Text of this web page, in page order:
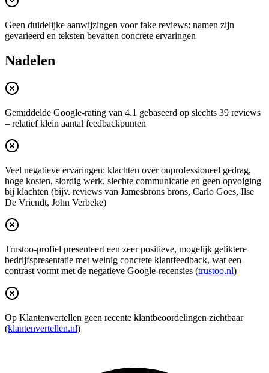
Geen duidelijke aanwijzingen voor fake reviews: namen zijn
gevarieerd en teksten bevatten concrete ervaringen
Nadelen
Gemiddelde Google-rating van 4.1 gebaseerd op slechts 39 reviews
– relatief klein aantal feedbackpun­ten
Veel negatieve ervaringen: klachten over onprofessioneel gedrag,
hoge kosten, slordig werk, slechte communicatie en geen opvolging
bij klachten (bijv. reviews van Jamesbrons brons, Carlo Goes, Ilse
De Vriendt, John Verbeke)
Trustoo-profiel presenteert een zeer positieve, mogelijk geliktere
bedrijfspresentatie met weinig concrete klantfeedback, wat een
contrast vormt met de negatieve Google-recensies (trustoo.nl)
Op Klantenvertellen geen recente klantbeoordelingen zichtbaar
(klantenvertellen.nl)